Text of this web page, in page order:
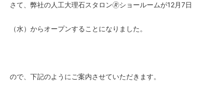
さて、弊社の人工大理石スタロン🄬ショールームが12月7日
（水）からオープンすることになりました。
ので、下記のようにご案内させていただきます。